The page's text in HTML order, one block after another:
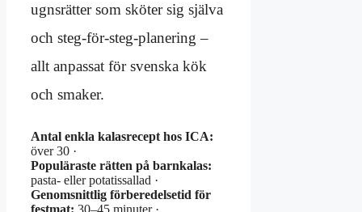
ugnsrätter som sköter sig själva
och steg-för-steg-planering –
allt anpassat för svenska kök
och smaker.
Antal enkla kalasrecept hos ICA:
över 30 ·
Populäraste rätten på barnkalas:
pasta- eller potatissallad ·
Genomsnittlig förberedelsetid för